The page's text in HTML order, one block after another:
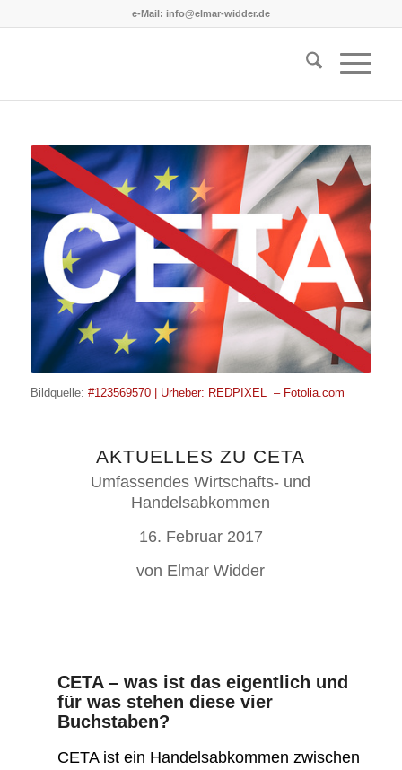
e-Mail: info@elmar-widder.de
Bildquelle: #123569570 | Urheber: REDPIXEL – Fotolia.com
AKTUELLES ZU CETA
Umfassendes Wirtschafts- und
Handelsabkommen
16. Februar 2017
von Elmar Widder
CETA – was ist das eigentlich und
für was stehen diese vier
Buchstaben?
CETA ist ein Handelsabkommen zwischen